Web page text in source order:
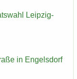
Leipzig-​
in En­gels­dorf